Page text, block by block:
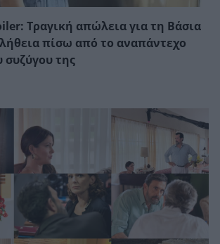
Τραγική απώλεια για τη Βάσια
πίσω από το αναπάντεχο
συζύγου της